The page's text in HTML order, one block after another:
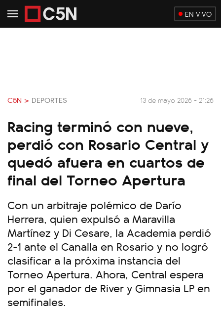
EN VIVO
C5N > DEPORTES 13 de mayo 2026 - 21:26
Racing terminó con nueve,
perdió con Rosario Central y
quedó afuera en cuartos de
final del Torneo Apertura
Con un arbitraje polémico de Darío
Herrera, quien expulsó a Maravilla
Martínez y Di Cesare, la Academia perdió
2-1 ante el Canalla en Rosario y no logró
clasificar a la próxima instancia del
Torneo Apertura. Ahora, Central espera
por el ganador de River y Gimnasia LP en
semifinales.